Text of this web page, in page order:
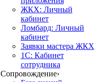
ЖКХ: Личный
кабинет
Ломбард: Личный
кабинет
Заявки мастера ЖКХ
1С: Кабинет
сотрудника
Сопровождение›